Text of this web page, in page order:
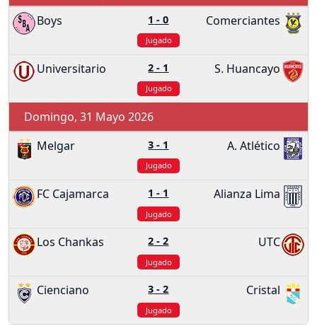
Boys
1 -0 Comerciantes
Jugado
Universitario 2 - 1 S. Huancayo
Jugado
Domingo, 31 Mayo 2026
Melgar
3 - 1 A. Atlético
Jugado
FC Cajamarca 1 - 1 Alianza Lima
Jugado
Los Chankas 2 -2 UTC
Jugado
Cienciano 3 -2 Cristal
Jugado